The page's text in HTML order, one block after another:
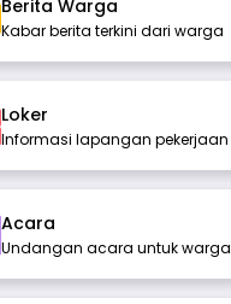
Berita Warga
Kabar berita terkini dari warga
Loker
Informasi lapangan pekerjaan
Acara
Undangan acara untuk warga